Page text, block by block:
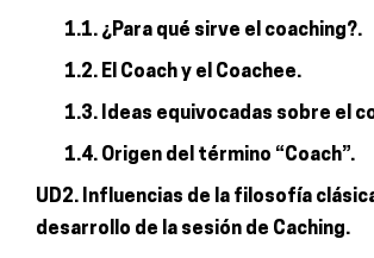
1.1. ¿Para qué sirve el coaching?.
1.2. El Coach y el Coachee.
1.3. Ideas equivocadas sobre el
1.4. Origen del término “Coach”.
UD2. Influencias de la filosofía
desarrollo de la sesión de Caching.